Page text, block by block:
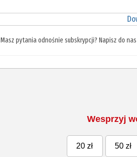
Masz pytania odnośnie subskrypcji? Napisz do
Wesprzyj
20 zł 50 zł